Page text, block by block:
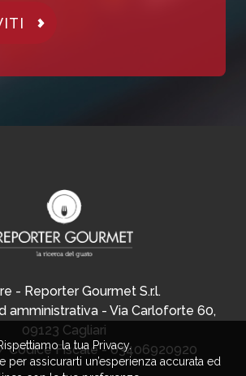
- Reporter Gourmet S.r.l.
amministrativa - Via Carloforte 60,
09123 Cagliari
Codice Fiscale - 03406920920
la tua Privacy.
per assicurarti un’esperienza accurata ed